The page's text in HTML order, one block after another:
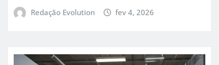
Redação Evolution fev 4, 2026